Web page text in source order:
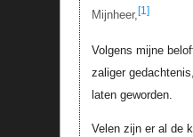
Mijnheer,[1]
Volgens mijne
zaliger
laten geworden.
Velen zijn er al de